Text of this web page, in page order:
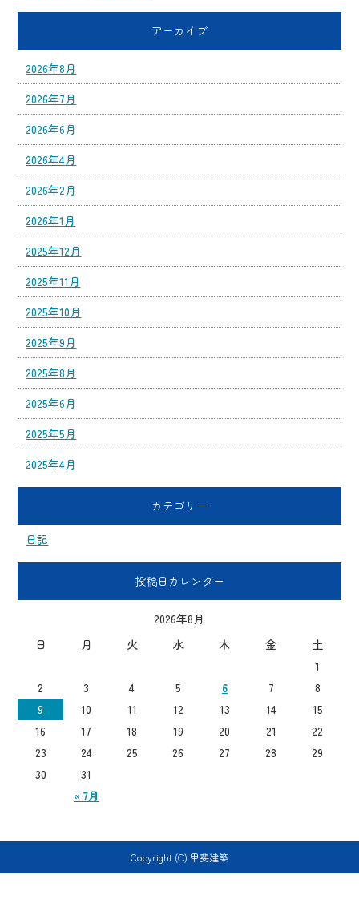
アーカイブ
2026年8月
2026年7月
2026年6月
2026年4月
2026年2月
2026年1月
2025年12月
2025年11月
2025年10月
2025年9月
2025年8月
2025年6月
2025年5月
2025年4月
カテゴリー
日記
投稿日カレンダー
2026年8月
日
月 火 水 木 金 土
« 7月
1
2
3 4 5 6 7
8
9
10 11 12 13 14
15
16
17 18 19 20 21
22
23
24 25 26 27 28
29
30
31
Copyright (C) 甲斐建築